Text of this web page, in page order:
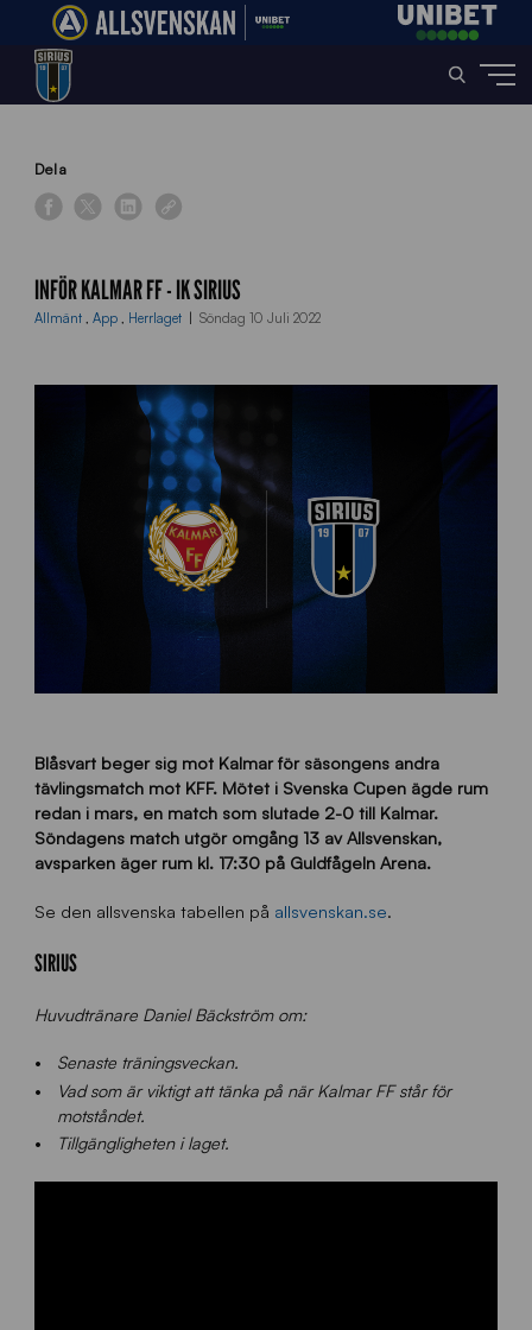
Home»
Dela
INFÖR KALMAR FF - IK SIRIUS
Allmänt , App , Herrlaget Söndag 10 Juli 2022
Blåsvart beger sig mot Kalmar för säsongens andra
tävlingsmatch mot KFF. Mötet i Svenska Cupen ägde rum
redan i mars, en match som slutade 2-0 till Kalmar.
Söndagens match utgör omgång 13 av Allsvenskan,
avsparken äger rum kl. 17:30 på Guldfågeln Arena.
Se den allsvenska tabellen på allsvenskan.se
SIRIUS
Huvudtränare Daniel Bäckström om:
Senaste träningsveckan.
Vad som är viktigt att tänka på när Kalmar FF står för
motståndet.
Tillgängligheten i laget.